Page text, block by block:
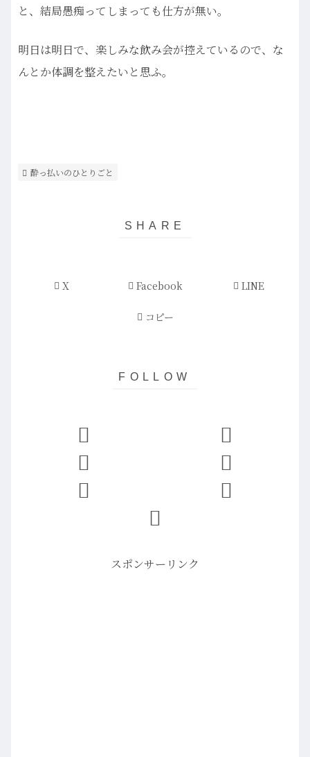
と、結局愚痴ってしまっても仕方が無い。
明日は明日で、楽しみな飲み会が控えているので、な
んとか体調を整えたいと思ふ。
酔っ払いのひとりごと
X Facebook LINE
コピー
スポンサーリンク